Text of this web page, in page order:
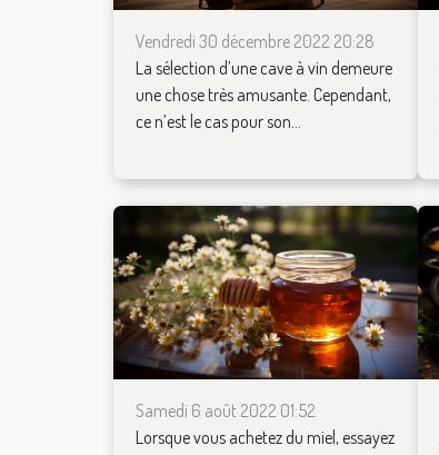
Vendredi 30 décembre 2022 20:28
La sélection d’une cave à vin demeure
une chose très amusante. Cependant,
ce n’est le cas pour son...
Samedi 6 août 2022 01:52
Lorsque vous achetez du miel, essayez